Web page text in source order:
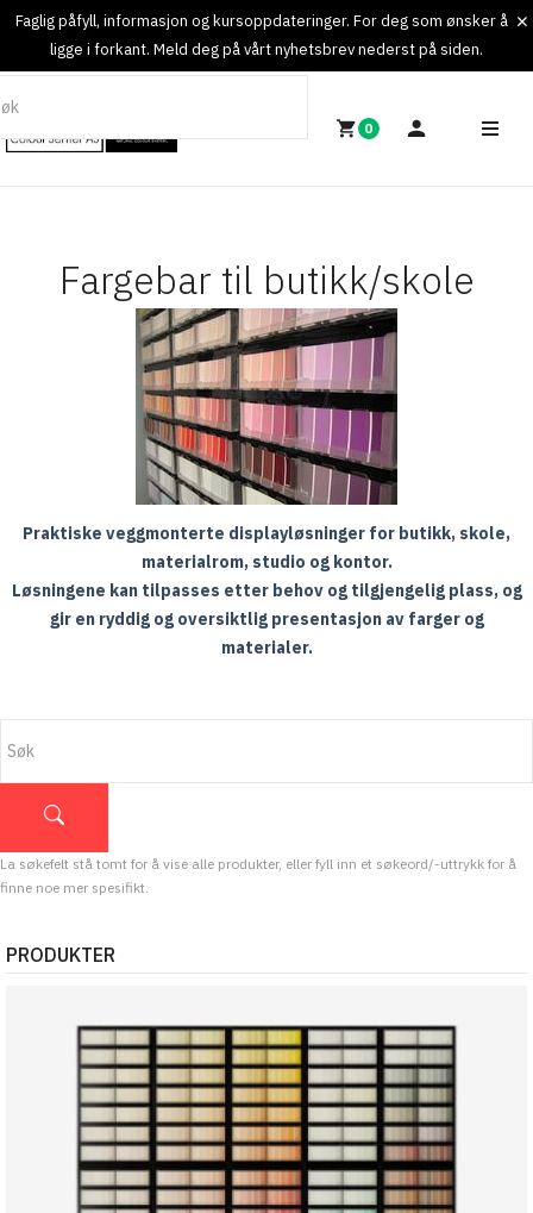
Faglig påfyll, informasjon og kursoppdateringer. For deg som ønsker å
ligge i forkant. Meld deg på vårt nyhetsbrev nederst på siden.
0
Fargebar til butikk/skole
Praktiske veggmonterte displayløsninger for butikk, skole,
materialrom, studio og kontor.
Løsningene kan tilpasses etter behov og tilgjengelig plass, og
gir en ryddig og oversiktlig presentasjon av farger og
materialer.
La søkefelt stå tomt for å vise alle produkter, eller fyll inn et søkeord/-uttrykk for å
finne noe mer spesifikt.
PRODUKTER